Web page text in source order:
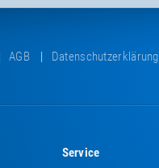
AGB Datenschutzerklärung
Service